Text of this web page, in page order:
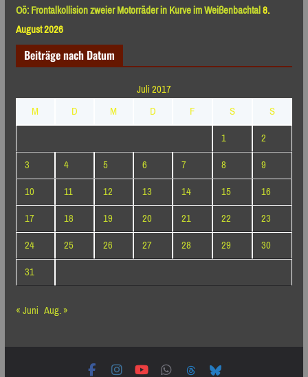
Oö: Frontalkollision zweier Motorräder in Kurve im Weißenbachtal8.
August 2026
Beiträge nach Datum
Juli 2017
M
D M D F S
S
1
2
3
4 5 6 7 8
9
10
11 12 13 14 15
16
17
18 19 20 21 22
23
24
25 26 27 28 29
30
31
« Juni Aug. »